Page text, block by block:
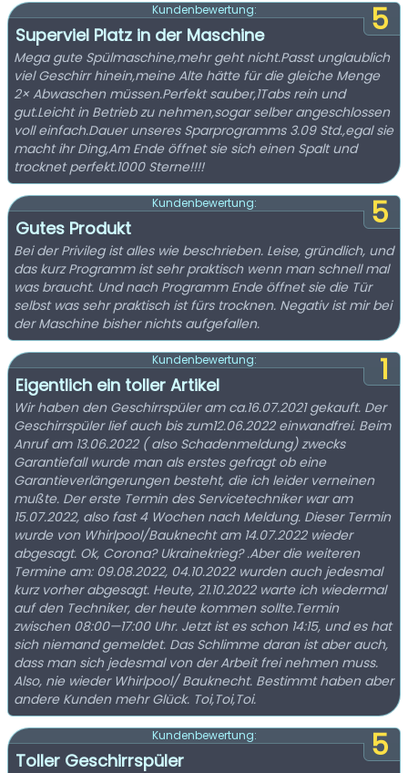
5
Kundenbewertung:
Superviel Platz in der Maschine
Mega gute Spülmaschine,mehr geht nicht.Passt unglaublich
viel Geschirr hinein,meine Alte hätte für die gleiche Menge
2× Abwaschen müssen.Perfekt sauber,1Tabs rein und
gut.Leicht in Betrieb zu nehmen,sogar selber angeschlossen
voll einfach.Dauer unseres Sparprogramms 3.09 Std.,egal sie
macht ihr Ding,Am Ende öffnet sie sich einen Spalt und
trocknet perfekt.1000 Sterne!!!!
5
Kundenbewertung:
Gutes Produkt
Bei der Privileg ist alles wie beschrieben. Leise, gründlich, und
das kurz Programm ist sehr praktisch wenn man schnell mal
was braucht. Und nach Programm Ende öffnet sie die Tür
selbst was sehr praktisch ist fürs trocknen. Negativ ist mir bei
der Maschine bisher nichts aufgefallen.
1
Kundenbewertung:
Eigentlich ein toller Artikel
Wir haben den Geschirrspüler am ca.16.07.2021 gekauft. Der
Geschirrspüler lief auch bis zum12.06.2022 einwandfrei. Beim
Anruf am 13.06.2022 ( also Schadenmeldung) zwecks
Garantiefall wurde man als erstes gefragt ob eine
Garantieverlängerungen besteht, die ich leider verneinen
mußte. Der erste Termin des Servicetechniker war am
15.07.2022, also fast 4 Wochen nach Meldung. Dieser Termin
wurde von Whirlpool/Bauknecht am 14.07.2022 wieder
abgesagt. Ok, Corona? Ukrainekrieg? .Aber die weiteren
Termine am: 09.08.2022, 04.10.2022 wurden auch jedesmal
kurz vorher abgesagt. Heute, 21.10.2022 warte ich wiedermal
auf den Techniker, der heute kommen sollte.Termin
zwischen 08:00—17:00 Uhr. Jetzt ist es schon 14:15, und es hat
sich niemand gemeldet. Das Schlimme daran ist aber auch,
dass man sich jedesmal von der Arbeit frei nehmen muss.
Also, nie wieder Whirlpool/ Bauknecht. Bestimmt haben aber
andere Kunden mehr Glück. Toi,Toi,Toi.
5
Kundenbewertung:
Toller Geschirrspüler